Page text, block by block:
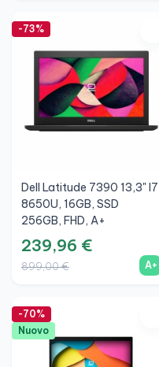
-73%
Dell Latitude 7390 13,3" I7
8650U, 16GB, SSD
256GB, FHD, A+
239,96 €
899,00 € A+
-70%
Nuovo